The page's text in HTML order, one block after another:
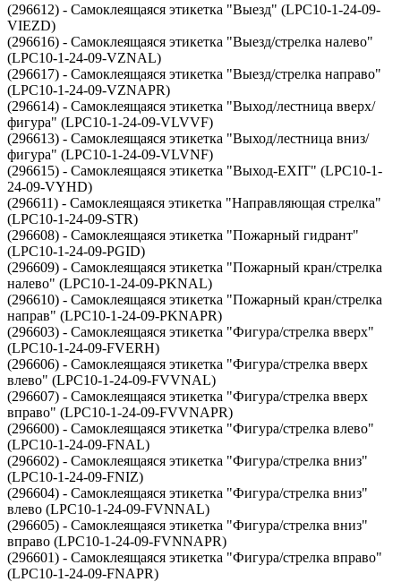
(296612) - Самоклеящаяся этикетка "Выезд" (LPC10-1-24-09-
VIEZD)
(296616) - Самоклеящаяся этикетка "Выезд/стрелка налево"
(LPC10-1-24-09-VZNAL)
(296617) - Самоклеящаяся этикетка "Выезд/стрелка направо"
(LPC10-1-24-09-VZNAPR)
(296614) - Самоклеящаяся этикетка "Выход/лестница вверх/
фигура" (LPC10-1-24-09-VLVVF)
(296613) - Самоклеящаяся этикетка "Выход/лестница вниз/
фигура" (LPC10-1-24-09-VLVNF)
(296615) - Самоклеящаяся этикетка "Выход-EXIT" (LPC10-1-
24-09-VYHD)
(296611) - Самоклеящаяся этикетка "Направляющая стрелка"
(LPC10-1-24-09-STR)
(296608) - Самоклеящаяся этикетка "Пожарный гидрант"
(LPC10-1-24-09-PGID)
(296609) - Самоклеящаяся этикетка "Пожарный кран/стрелка
налево" (LPC10-1-24-09-PKNAL)
(296610) - Самоклеящаяся этикетка "Пожарный кран/стрелка
направ" (LPC10-1-24-09-PKNAPR)
(296603) - Самоклеящаяся этикетка "Фигура/стрелка вверх"
(LPC10-1-24-09-FVERH)
(296606) - Самоклеящаяся этикетка "Фигура/стрелка вверх
влево" (LPC10-1-24-09-FVVNAL)
(296607) - Самоклеящаяся этикетка "Фигура/стрелка вверх
вправо" (LPC10-1-24-09-FVVNAPR)
(296600) - Самоклеящаяся этикетка "Фигура/стрелка влево"
(LPC10-1-24-09-FNAL)
(296602) - Самоклеящаяся этикетка "Фигура/стрелка вниз"
(LPC10-1-24-09-FNIZ)
(296604) - Самоклеящаяся этикетка "Фигура/стрелка вниз"
влево (LPC10-1-24-09-FVNNAL)
(296605) - Самоклеящаяся этикетка "Фигура/стрелка вниз"
вправо (LPC10-1-24-09-FVNNAPR)
(296601) - Самоклеящаяся этикетка "Фигура/стрелка вправо"
(LPC10-1-24-09-FNAPR)